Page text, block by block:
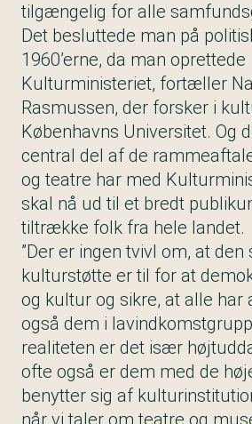
tilgængelig for alle
Det besluttede man på
1960’erne, da man oprettede
Kulturministeriet, fortæller
Rasmussen, der forsker i
Københavns Universitet. Og
central del af de
og teatre har med
skal nå ud til et bredt
tiltrække folk fra hele landet.
”Der er ingen tvivl om, at den
kulturstøtte er til for at
og kultur og sikre, at alle har
også dem i
realiteten er det især
ofte også er dem med de
benytter sig af
når vi taler om teatre og